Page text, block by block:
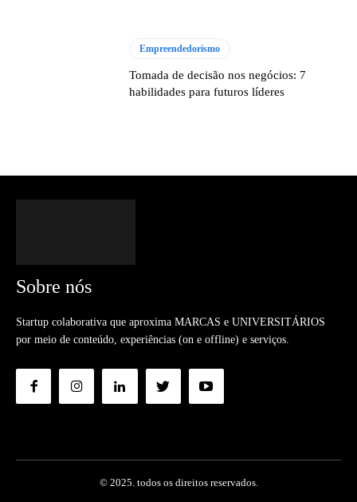
Empreendedorismo
Tomada de decisão nos negócios: 7
habilidades para futuros líderes
Sobre nós
Startup colaborativa que aproxima MARCAS e UNIVERSITÁRIOS
por meio de conteúdo, experiências (on e offline) e serviços.
© 2025. todos os direitos reservados.